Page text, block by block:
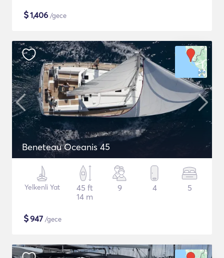
$1,406 /gece
Beneteau Oceanis 45
Yelkenli Yat
45 ft
14 m
9 4 5
$947 /gece